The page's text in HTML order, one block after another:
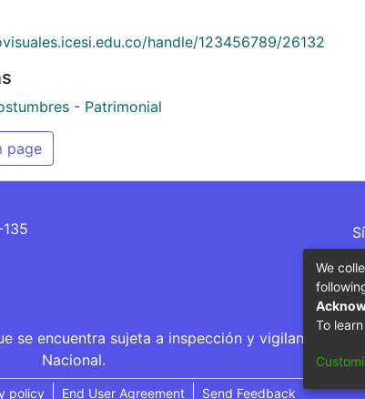
handle/123456789/26132
- Patrimonial
page
se encuentra sujeta a inspección y vigilancia por
Nacional.
policy End User Agreement Send Feedback
We
To